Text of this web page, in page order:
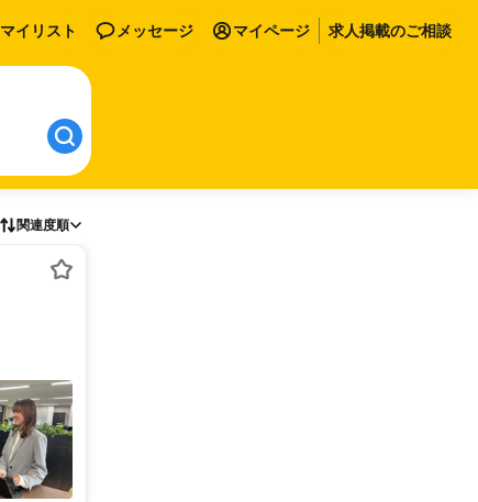
マイリスト メッセージ マイページ 求人掲載のご相談
関連度順